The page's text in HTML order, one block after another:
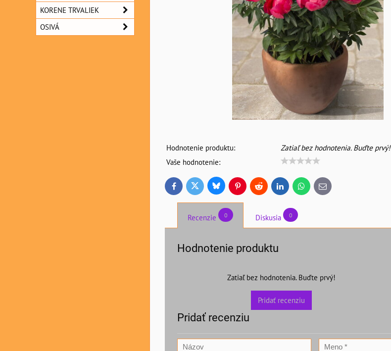
Hodnotenie produktu:
Zatiaľ bez hodnotenia. Buďte prvý!
Vaše hodnotenie:
FacebookTwitter BlueskyPinterestReddit LinkedInWhatsApp
E-
mail
Recenzie 0 Diskusia 0
Hodnotenie produktu
Zatiaľ bez hodnotenia. Buďte prvý!
Pridať recenziu
Pridať recenziu
KORENE TRVALIEK
OSIVÁ